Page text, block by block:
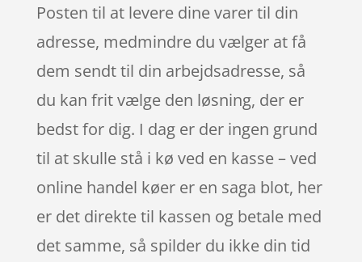
Posten til at levere dine varer til din
adresse, medmindre du vælger at få
dem sendt til din arbejdsadresse, så
du kan frit vælge den løsning, der er
bedst for dig. I dag er der ingen grund
til at skulle stå i kø ved en kasse – ved
online handel køer er en saga blot, her
er det direkte til kassen og betale med
det samme, så spilder du ikke din tid